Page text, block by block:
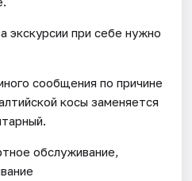
экскурсии при себе нужно
сообщения по причине
косы заменяется
обслуживание,